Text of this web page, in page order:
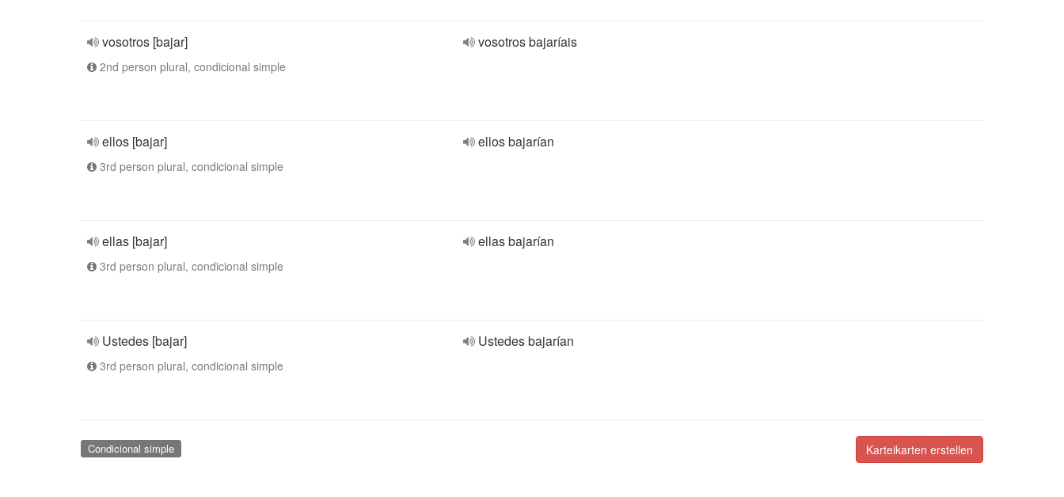
vosotros [bajar]
2nd person plural, condicional simple
vosotros bajaríais
ellos [bajar]
3rd person plural, condicional simple
ellos bajarían
ellas [bajar]
3rd person plural, condicional simple
ellas bajarían
Ustedes [bajar]
3rd person plural, condicional simple
Ustedes bajarían
Karteikarten erstellen
Condicional simple